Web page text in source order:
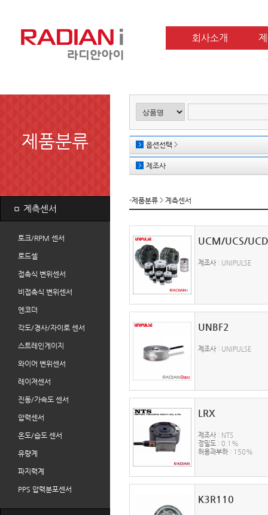
회사소개
제품분류
ㅁ 계측센서
토크/RPM 센서
로드셀
접촉식 변위센서
비접촉식 변위센서
엔코더
각도/경사/자이로 센서
스트레인게이지
와이어 변위센서
레이져센서
진동/가속도 센서
압력센서
온도/습도 센서
유량계
파지력계
PPS 압력분포센서
옵션선택
제조사
-제품분류 계측센서
UCM/UCS/
제조사 : UNIPULSE
UNBF2
제조사 : UNIPULSE
LRX
제조사 : NTS
정밀도 : 0.1%
허용과부하 : 150%
K3R110